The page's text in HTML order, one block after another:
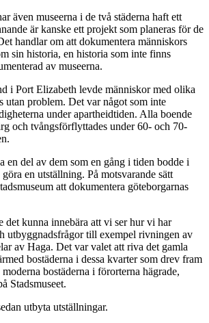
även museerna i de två städerna haft ett
är kanske ett projekt som planeras för de
handlar om att dokumentera människors
sin historia, en historia som inte finns
av museerna.
i Port Elizabeth levde människor med olika
utan problem. Det var något som inte
under apartheidtiden. Alla boende
och tvångsförflyttades under 60- och 70-
en del av dem som en gång i tiden bodde i
en utställning. På motsvarande sätt
att dokumentera göteborgarnas
det kunna innebära att vi ser hur vi har
utbyggnadsfrågor till exempel rivningen av
av Haga. Det var valet att riva det gamla
bostäderna i dessa kvarter som drev fram
bostäderna i förorterna hägrade,
Stadsmuseet.
utbyta utställningar.